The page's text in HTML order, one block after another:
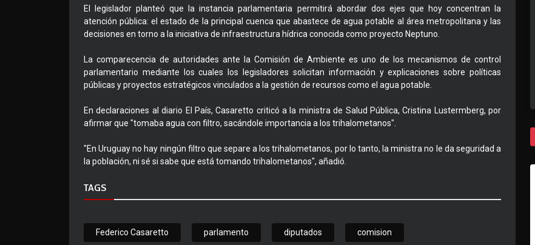
El legislador planteó que la instancia parlamentaria permitirá abordar dos ejes que hoy concentran la
atención pública: el estado de la principal cuenca que abastece de agua potable al área metropolitana y las
decisiones en torno a la iniciativa de infraestructura hídrica conocida como proyecto Neptuno.
La comparecencia de autoridades ante la Comisión de Ambiente es uno de los mecanismos de control
parlamentario mediante los cuales los legisladores solicitan información y explicaciones sobre políticas
públicas y proyectos estratégicos vinculados a la gestión de recursos como el agua potable.
En declaraciones al diario El País, Casaretto criticó a la ministra de Salud Pública, Cristina Lustermberg, por
afirmar que "tomaba agua con filtro, sacándole importancia a los trihalometanos".
"En Uruguay no hay ningún filtro que separe a los trihalometanos, por lo tanto, la ministra no le da seguridad a
la población, ni sé si sabe que está tomando trihalometanos", añadió.
TAGS
Federico Casaretto parlamento diputados comision